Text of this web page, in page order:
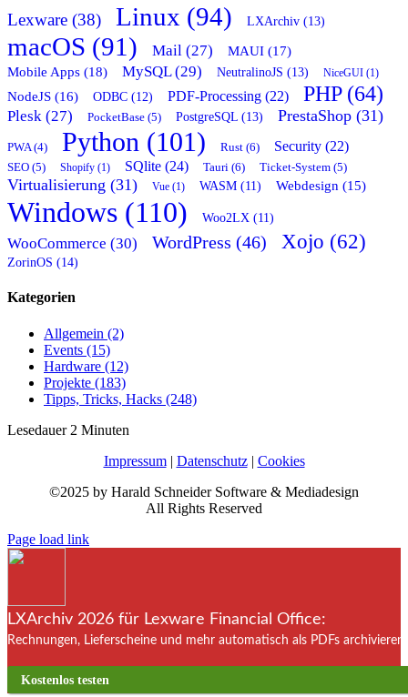
Lexware (38) Linux (94) LXArchiv (13)
macOS (91) Mail (27)
MAUI (17)
Mobile Apps (18)
MySQL (29) NeutralinoJS (13) NiceGUI (1)
NodeJS (16) ODBC (12) PDF-Processing (22) PHP (64)
Plesk (27) PocketBase (5) PostgreSQL (13) PrestaShop (31)
PWA (4) Python (101) Rust (6) Security (22)
SEO (5) Shopify (1) SQlite (24) Tauri (6) Ticket-System (5)
Virtualisierung (31) Vue (1) WASM (11) Webdesign (15)
Windows (110) Woo2LX (11)
WooCommerce (30) WordPress (46) Xojo (62)
ZorinOS (14)
Kategorien
Allgemein (2)
Events (15)
Hardware (12)
Projekte (183)
Tipps, Tricks, Hacks (248)
Lesedauer 2 Minuten
Impressum| Datenschutz| Cookies
©2025 by Harald Schneider Software & Mediadesign
All Rights Reserved
Page load link
LXArchiv 2026 für Lexware Financial Office:
Rechnungen, Lieferscheine und mehr automatisch als PDFs
Kostenlos testen